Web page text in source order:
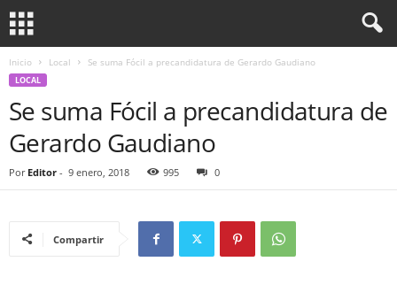
Inicio Local Se suma Fócil a precandidatura de Gerardo Gaudiano
LOCAL
Se suma Fócil a precandidatura de
Gerardo Gaudiano
Por Editor - 9 enero, 2018 995 0
Compartir